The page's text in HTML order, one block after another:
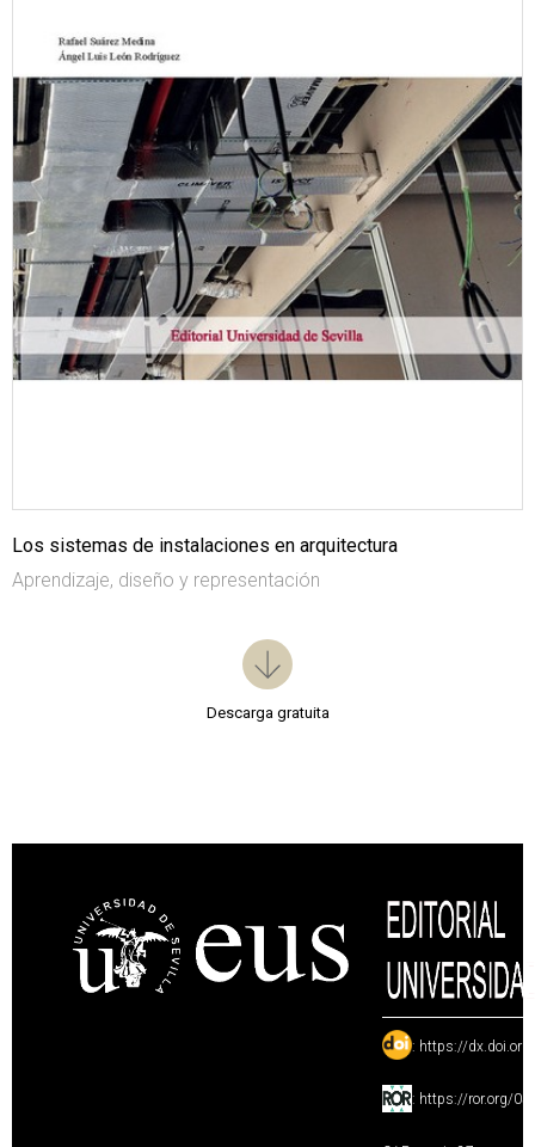
Los sistemas de instalaciones en arquitectura
Aprendizaje, diseño y representación
Descarga gratuita
: https://
: https://ror.org/